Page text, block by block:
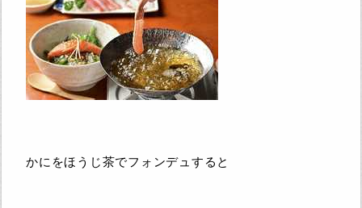
かにをほうじ茶でフォンデュすると